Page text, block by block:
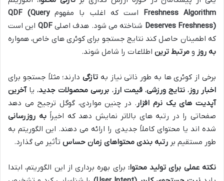
Freshness Algorithm است که اغلب با مفهومQDF (Query
Deserves Freshness) شناخته می شود. هدف اصلیQDF این است
که اطمینان حاصل کند نتایج جستجو برای کوئری های خاص، همواره
به روز و مرتبط ترین اطلاعات را شامل شوند.
برخی از کوئری ها به طور ذاتی نیاز به تازگیدارند؛ مثلاً جستجو برای
اخبار روز،نتایج ورزشی،قیمت ارز، بررسی محصولات جدید، یاآخرین
آپدیت های یک نرم افزار . در چنین مواردی، گوگل ترجیح می دهد
صفحاتی را در رتبه های بالاتر نمایش دهد که اخیراًبه روزرسانی
شده اند یا محتوای کاملاً جدیدی را ارائه می دهند. این الگوریتم به
طور مستقیم بر رتبه بندی محتواهای زمان حساس تأثیر می گذارد.
نکته عملی برای تولید محتوا: برای بهره برداری از این الگوریتم، ابتدا